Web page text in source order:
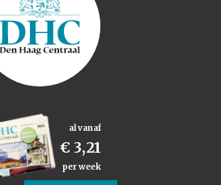
al vanaf
€ 3,21
per week